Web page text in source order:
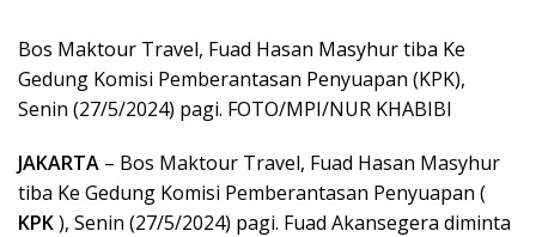
Bos Maktour Travel, Fuad Hasan Masyhur tiba Ke
Gedung Komisi Pemberantasan Penyuapan (KPK),
Senin (27/5/2024) pagi. FOTO/MPI/NUR KHABIBI
JAKARTA – Bos Maktour Travel, Fuad Hasan Masyhur
tiba Ke Gedung Komisi Pemberantasan Penyuapan (
KPK), Senin (27/5/2024) pagi. Fuad Akansegera diminta